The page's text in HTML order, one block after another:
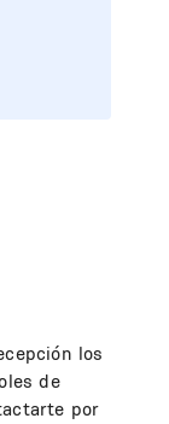
los
de
por